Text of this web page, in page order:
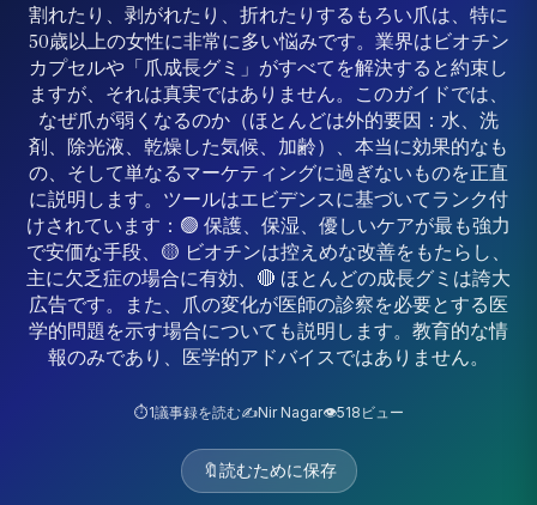
割れたり、剥がれたり、折れたりするもろい爪は、特に
50歳以上の女性に非常に多い悩みです。業界はビオチン
カプセルや「爪成長グミ」がすべてを解決すると約束し
ますが、それは真実ではありません。このガイドでは、
なぜ爪が弱くなるのか（ほとんどは外的要因：水、洗
剤、除光液、乾燥した気候、加齢）、本当に効果的なも
の、そして単なるマーケティングに過ぎないものを正直
に説明します。ツールはエビデンスに基づいてランク付
けされています：🟢 保護、保湿、優しいケアが最も強力
で安価な手段、🟡 ビオチンは控えめな改善をもたらし、
主に欠乏症の場合に有効、🔴 ほとんどの成長グミは誇大
広告です。また、爪の変化が医師の診察を必要とする医
学的問題を示す場合についても説明します。教育的な情
報のみであり、医学的アドバイスではありません。
⏱️1議事録を読む✍️Nir Nagar👁️518 ビュー
🔖読むために保存